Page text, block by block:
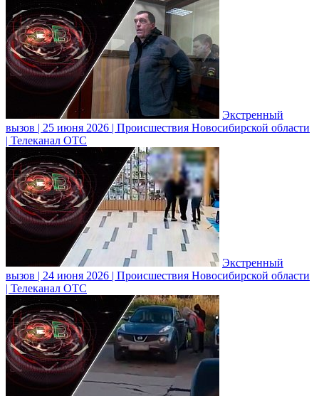
Экстренный
вызов | 25 июня 2026 | Происшествия Новосибирской области
| Телеканал ОТС
Экстренный
вызов | 24 июня 2026 | Происшествия Новосибирской области
| Телеканал ОТС